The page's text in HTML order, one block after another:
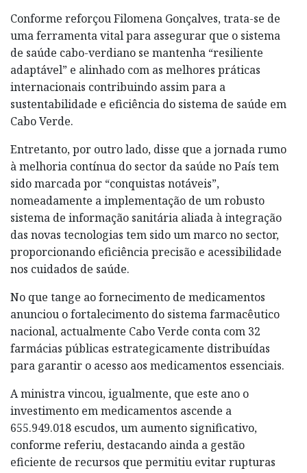
Conforme reforçou Filomena Gonçalves, trata-se de
uma ferramenta vital para assegurar que o sistema
de saúde cabo-verdiano se mantenha “resiliente
adaptável” e alinhado com as melhores práticas
internacionais contribuindo assim para a
sustentabilidade e eficiência do sistema de saúde em
Cabo Verde.
Entretanto, por outro lado, disse que a jornada rumo
à melhoria contínua do sector da saúde no País tem
sido marcada por “conquistas notáveis”,
nomeadamente a implementação de um robusto
sistema de informação sanitária aliada à integração
das novas tecnologias tem sido um marco no sector,
proporcionando eficiência precisão e acessibilidade
nos cuidados de saúde.
No que tange ao fornecimento de medicamentos
anunciou o fortalecimento do sistema farmacêutico
nacional, actualmente Cabo Verde conta com 32
farmácias públicas estrategicamente distribuídas
para garantir o acesso aos medicamentos essenciais.
A ministra vincou, igualmente, que este ano o
investimento em medicamentos ascende a
655.949.018 escudos, um aumento significativo,
conforme referiu, destacando ainda a gestão
eficiente de recursos que permitiu evitar rupturas